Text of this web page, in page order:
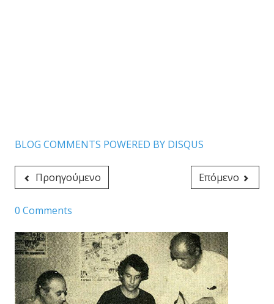
BLOG COMMENTS POWERED BY DISQUS
Προηγούμενο Επόμενο
0 Comments